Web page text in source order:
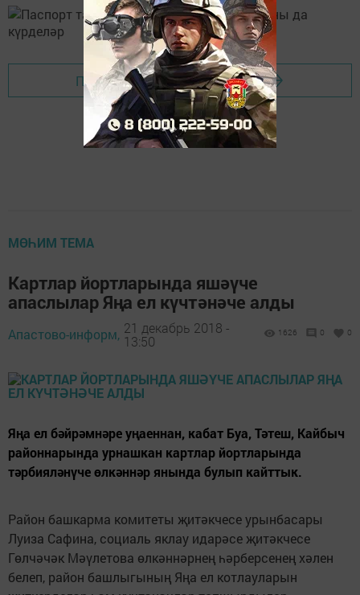
Перейти на страницу новости
МӨҺИМ ТЕМА
Картлар йортларында яшәүче
апаслылар Яңа ел күчтәнәче алды
Апастово-информ, 21 декабрь 2018 -
13:50
1626 0 0
Яңа ел бәйрәмнәре уңаеннан, кабат Буа, Тәтеш, Кайбыч
районнарында урнашкан картлар йортларында
тәрбияләнүче өлкәннәр янында булып кайттык.
Район башкарма комитеты җитәкчесе урынбасары
Луиза Сафина, социаль яклау идарәсе җитәкчесе
Гөлчәчәк Мәүлетова өлкәннәрнең һәрберсенең хәлен
белеп, район башлыгының Яңа ел котлауларын